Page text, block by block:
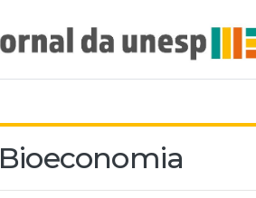
Bioeconomia